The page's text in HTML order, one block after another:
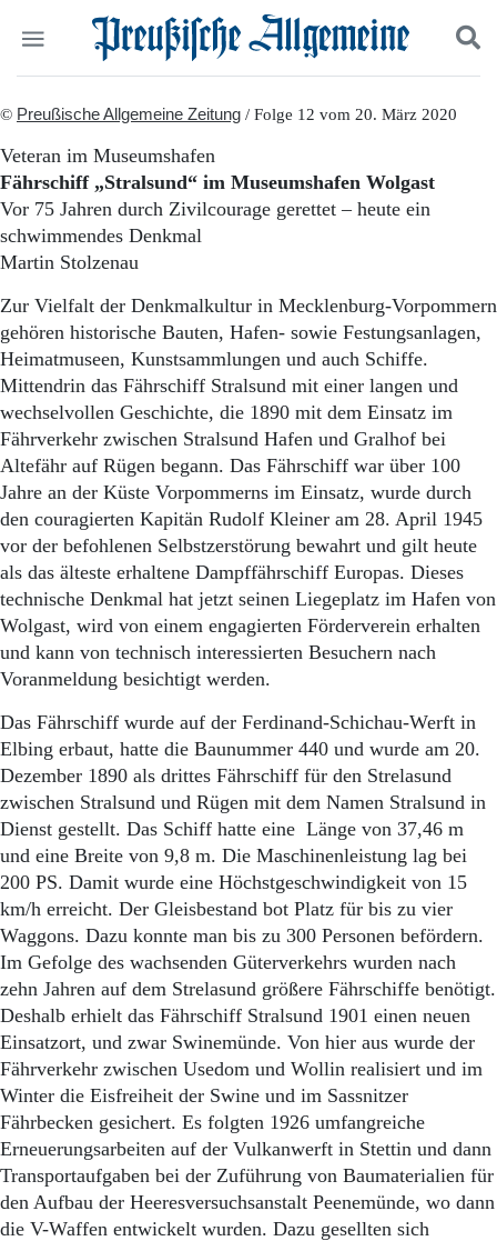
Start
Wer wir sind
Aktuelle Ausgabe
Abonnenten-Login
Abonnent werden
Abo Prämien
Archiv
Mediadaten
Politik
Wirtschaft
Panorama
Gesellschaft
Pommern
Berlin-Brandenburg
Schlesien
Danzig und Westpreußen
Bücher
Kontakt
Impressum
Datenschutz
Suchen und finden
© Preußische Allgemeine Zeitung / Folge 12 vom 20. März 2020
Veteran im Museumshafen
Fährschiff „Stralsund“ im Museumshafen Wolgast
Vor 75 Jahren durch Zivilcourage gerettet – heute ein
schwimmendes Denkmal
Martin Stolzenau
Zur Vielfalt der Denkmalkultur in Mecklenburg-Vorpommern
gehören historische Bauten, Hafen- sowie Festungsanlagen,
Heimatmuseen, Kunstsammlungen und auch Schiffe.
Mittendrin das Fährschiff Stralsund mit einer langen und
wechselvollen Geschichte, die 1890 mit dem Einsatz im
Fährverkehr zwischen Stralsund Hafen und Gralhof bei
Altefähr auf Rügen begann. Das Fährschiff war über 100
Jahre an der Küste Vorpommerns im Einsatz, wurde durch
den couragierten Kapitän Rudolf Kleiner am 28. April 1945
vor der befohlenen Selbstzerstörung bewahrt und gilt heute
als das älteste erhaltene Dampffährschiff Europas. Dieses
technische Denkmal hat jetzt seinen Liegeplatz im Hafen von
Wolgast, wird von einem engagierten Förderverein erhalten
und kann von technisch interessierten Besuchern nach
Voranmeldung besichtigt werden.
Das Fährschiff wurde auf der Ferdinand-Schichau-Werft in
Elbing erbaut, hatte die Baunummer 440 und wurde am 20.
Dezember 1890 als drittes Fährschiff für den Strelasund
zwischen Stralsund und Rügen mit dem Namen Stralsund in
Dienst gestellt. Das Schiff hatte eine Länge von 37,46 m
und eine Breite von 9,8 m. Die Maschinenleistung lag bei
200 PS. Damit wurde eine Höchstgeschwindigkeit von 15
km/h erreicht. Der Gleisbestand bot Platz für bis zu vier
Waggons. Dazu konnte man bis zu 300 Personen befördern.
Im Gefolge des wachsenden Güterverkehrs wurden nach
zehn Jahren auf dem Strelasund größere Fährschiffe benötigt.
Deshalb erhielt das Fährschiff Stralsund 1901 einen neuen
Einsatzort, und zwar Swinemünde. Von hier aus wurde der
Fährverkehr zwischen Usedom und Wollin realisiert und im
Winter die Eisfreiheit der Swine und im Sassnitzer
Fährbecken gesichert. Es folgten 1926 umfangreiche
Erneuerungsarbeiten auf der Vulkanwerft in Stettin und dann
Transportaufgaben bei der Zuführung von Baumaterialien für
den Aufbau der Heeresversuchsanstalt Peenemünde, wo dann
die V-Waffen entwickelt wurden. Dazu gesellten sich